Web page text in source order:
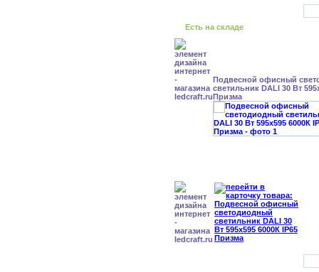
Есть на складе
Подвесной офисный
светильник DALI 30 Вт
Призма